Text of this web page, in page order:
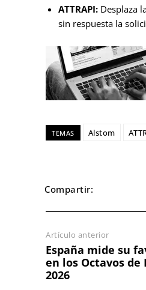
ATTRAPI: Desplaza
sin respuesta la
TEMAS Alstom
Compartir:
Artículo anterior
España mide su
en los Octavos
2026